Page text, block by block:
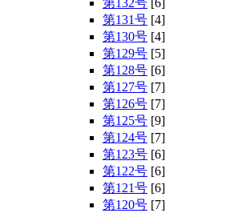
第132号 [6]
第131号 [4]
第130号 [4]
第129号 [5]
第128号 [6]
第127号 [7]
第126号 [7]
第125号 [9]
第124号 [7]
第123号 [6]
第122号 [6]
第121号 [6]
第120号 [7]